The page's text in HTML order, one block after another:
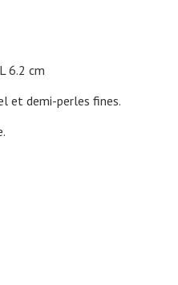
L 6.2 cm
et demi-perles fines.